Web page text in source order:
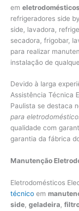
em
refrigeradores side
side, lavadora,
secadora, frigobar,
para realizar
instalação de
Devido à larga
Assistência Técnica
Paulista se destaca
para
qualidade com
garantia da fábrica
Manutenção
Eletrodomésticos
técnico em
side,geladeira,